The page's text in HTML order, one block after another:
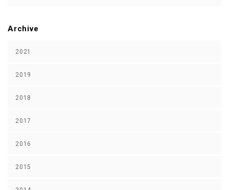
Archive
2021
2019
2018
2017
2016
2015